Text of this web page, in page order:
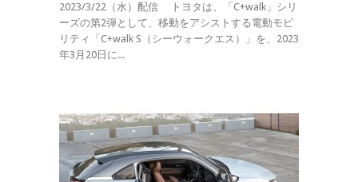
2023/3/22（水）配信 トヨタは、「C+walk」シリ
ーズの第2弾として、移動をアシストする電動モビ
リティ「C+walk S（シーウォークエス）」を、2023
年3月20日に...